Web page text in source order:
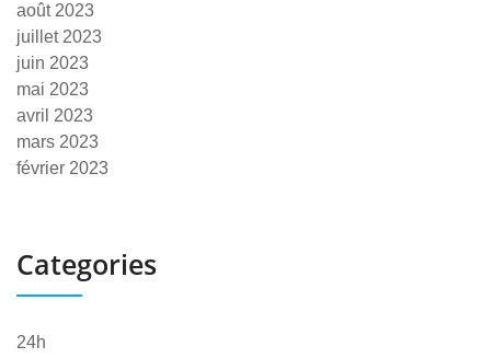
août 2023
juillet 2023
juin 2023
mai 2023
avril 2023
mars 2023
février 2023
Categories
24h